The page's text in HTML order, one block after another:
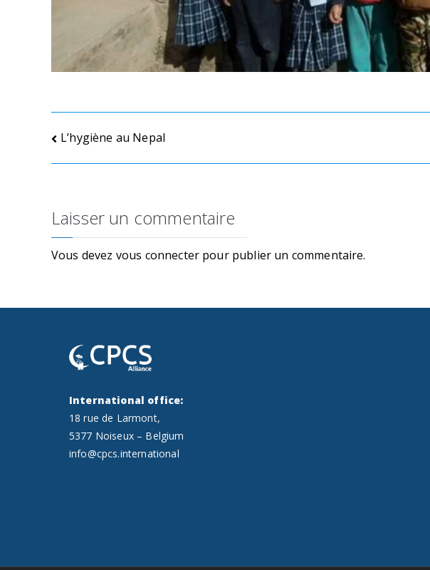
Navigation
de
L’hygiène au Nepal
Laisser un commentaire
Vous devez vous connecter pour publier un commentaire.
International office:
18 rue de Larmont,
5377 Noiseux – Belgium
info@cpcs.international